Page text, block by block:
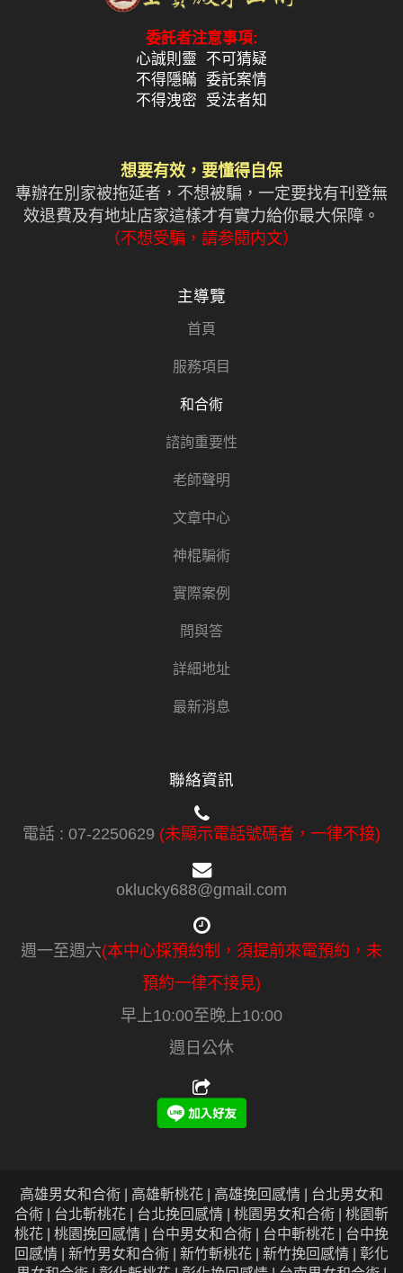
委託者注意事項:
心誠則靈 不可猜疑
不得隱瞞 委託案情
不得洩密 受法者知
想要有效，要懂得自保
專辦在別家被拖延者，不想被騙，一定要找有刊登無
效退費及有地址店家這樣才有實力給你最大保障。
（不想受騙，請参閱内文）
主導覽
首頁
服務項目
和合術
諮詢重要性
老師聲明
文章中心
神棍騙術
實際案例
問與答
詳細地址
最新消息
聯絡資訊
電話 : 07-2250629 (未顯示電話號碼者，一律不接)
oklucky688@gmail.com
週一至週六(本中心採預約制，須提前來電預約，未
預約一律不接見)
早上10:00至晚上10:00
週日公休
高雄男女和合術 | 高雄斬桃花 | 高雄挽回感情 | 台北男女和
合術 | 台北斬桃花 | 台北挽回感情 | 桃園男女和合術 | 桃園斬
桃花 | 桃園挽回感情 | 台中男女和合術 | 台中斬桃花 | 台中挽
回感情 | 新竹男女和合術 | 新竹斬桃花 | 新竹挽回感情 | 彰化